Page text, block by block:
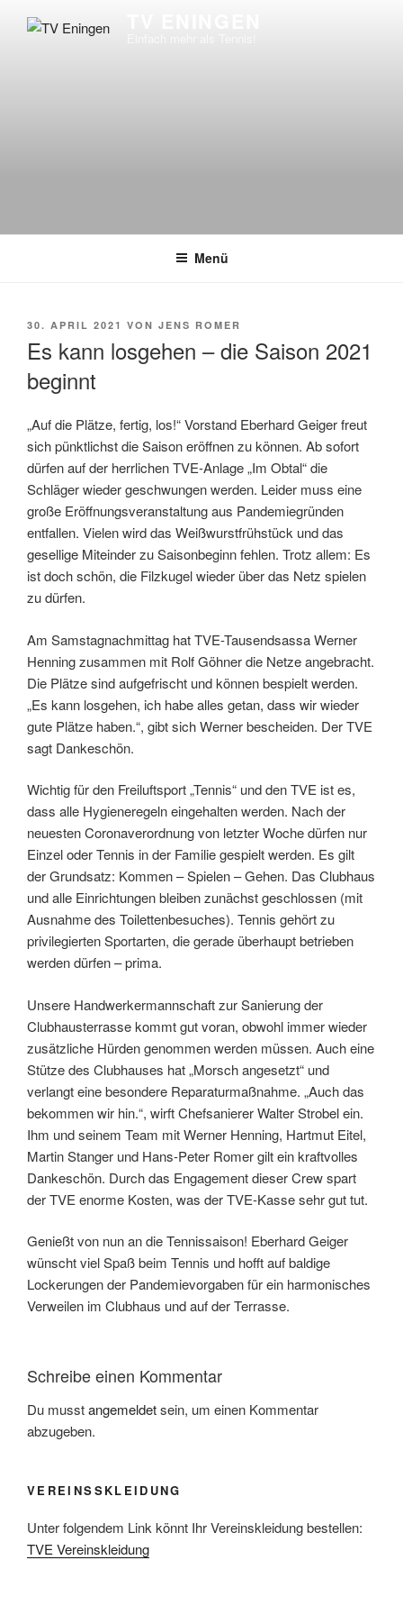
Inhalt
Menü
VERÖFFENTLICHT
30. APRIL 2021 VON JENS ROMER
Es kann losgehen – die Saison 2021
beginnt
„Auf die Plätze, fertig, los!“ Vorstand Eberhard Geiger freut
sich pünktlichst die Saison eröffnen zu können. Ab sofort
dürfen auf der herrlichen TVE-Anlage „Im Obtal“ die
Schläger wieder geschwungen werden. Leider muss eine
große Eröffnungsveranstaltung aus Pandemiegründen
entfallen. Vielen wird das Weißwurstfrühstück und das
gesellige Miteinder zu Saisonbeginn fehlen. Trotz allem: Es
ist doch schön, die Filzkugel wieder über das Netz spielen
zu dürfen.
Am Samstagnachmittag hat TVE-Tausendsassa Werner
Henning zusammen mit Rolf Göhner die Netze angebracht.
Die Plätze sind aufgefrischt und können bespielt werden.
„Es kann losgehen, ich habe alles getan, dass wir wieder
gute Plätze haben.“, gibt sich Werner bescheiden. Der TVE
sagt Dankeschön.
Wichtig für den Freiluftsport „Tennis“ und den TVE ist es,
dass alle Hygieneregeln eingehalten werden. Nach der
neuesten Coronaverordnung von letzter Woche dürfen nur
Einzel oder Tennis in der Familie gespielt werden. Es gilt
der Grundsatz: Kommen – Spielen – Gehen. Das Clubhaus
und alle Einrichtungen bleiben zunächst geschlossen (mit
Ausnahme des Toilettenbesuches). Tennis gehört zu
privilegierten Sportarten, die gerade überhaupt betrieben
werden dürfen – prima.
Unsere Handwerkermannschaft zur Sanierung der
Clubhausterrasse kommt gut voran, obwohl immer wieder
zusätzliche Hürden genommen werden müssen. Auch eine
Stütze des Clubhauses hat „Morsch angesetzt“ und
verlangt eine besondere Reparaturmaßnahme. „Auch das
bekommen wir hin.“, wirft Chefsanierer Walter Strobel ein.
Ihm und seinem Team mit Werner Henning, Hartmut Eitel,
Martin Stanger und Hans-Peter Romer gilt ein kraftvolles
Dankeschön. Durch das Engagement dieser Crew spart
der TVE enorme Kosten, was der TVE-Kasse sehr gut tut.
Genießt von nun an die Tennissaison! Eberhard Geiger
wünscht viel Spaß beim Tennis und hofft auf baldige
Lockerungen der Pandemievorgaben für ein harmonisches
Verweilen im Clubhaus und auf der Terrasse.
Schreibe einen Kommentar
Du musstangemeldetsein, um einen Kommentar
abzugeben.
VEREINSSKLEIDUNG
Unter folgendem Link könnt Ihr Vereinskleidung bestellen:
TVE Vereinskleidung